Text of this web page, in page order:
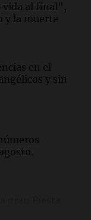
vida al final",
y la muerte
en el
y sin